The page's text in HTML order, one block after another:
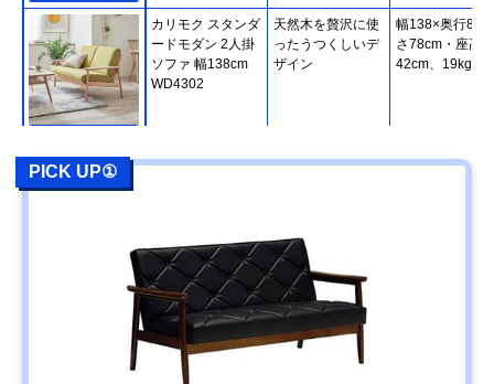
カリモク スタンダ
ードモダン 2人掛
ソファ 幅138cm
WD4302
天然木を贅沢に使
ったうつくしいデ
ザイン
幅138×奥行80×
さ78cm・座高
42cm、19kg
Amazonで見る
カリモク60 ロビ
ーチェア 3シータ
ー U36213
ボタン絞りで立体
的な昔のソファデ
PICK UP①